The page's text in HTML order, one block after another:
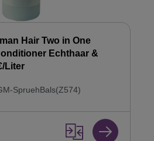
Hair Two in One
Echthaar &
Liter
SpruehBals(Z574)